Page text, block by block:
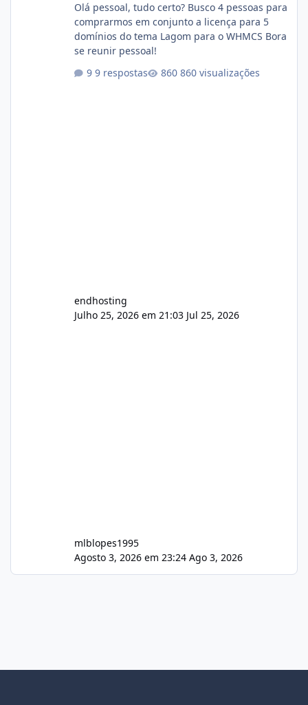
Olá pessoal, tudo certo? Busco 4 pessoas para
comprarmos em conjunto a licença para 5
domínios do tema Lagom para o WHMCS Bora
se reunir pessoal!
9 respostas
860 visualizações
endhosting
Julho 25, 2026 em 21:03 Jul 25, 2026
mlblopes1995
Agosto 3, 2026 em 23:24 Ago 3, 2026